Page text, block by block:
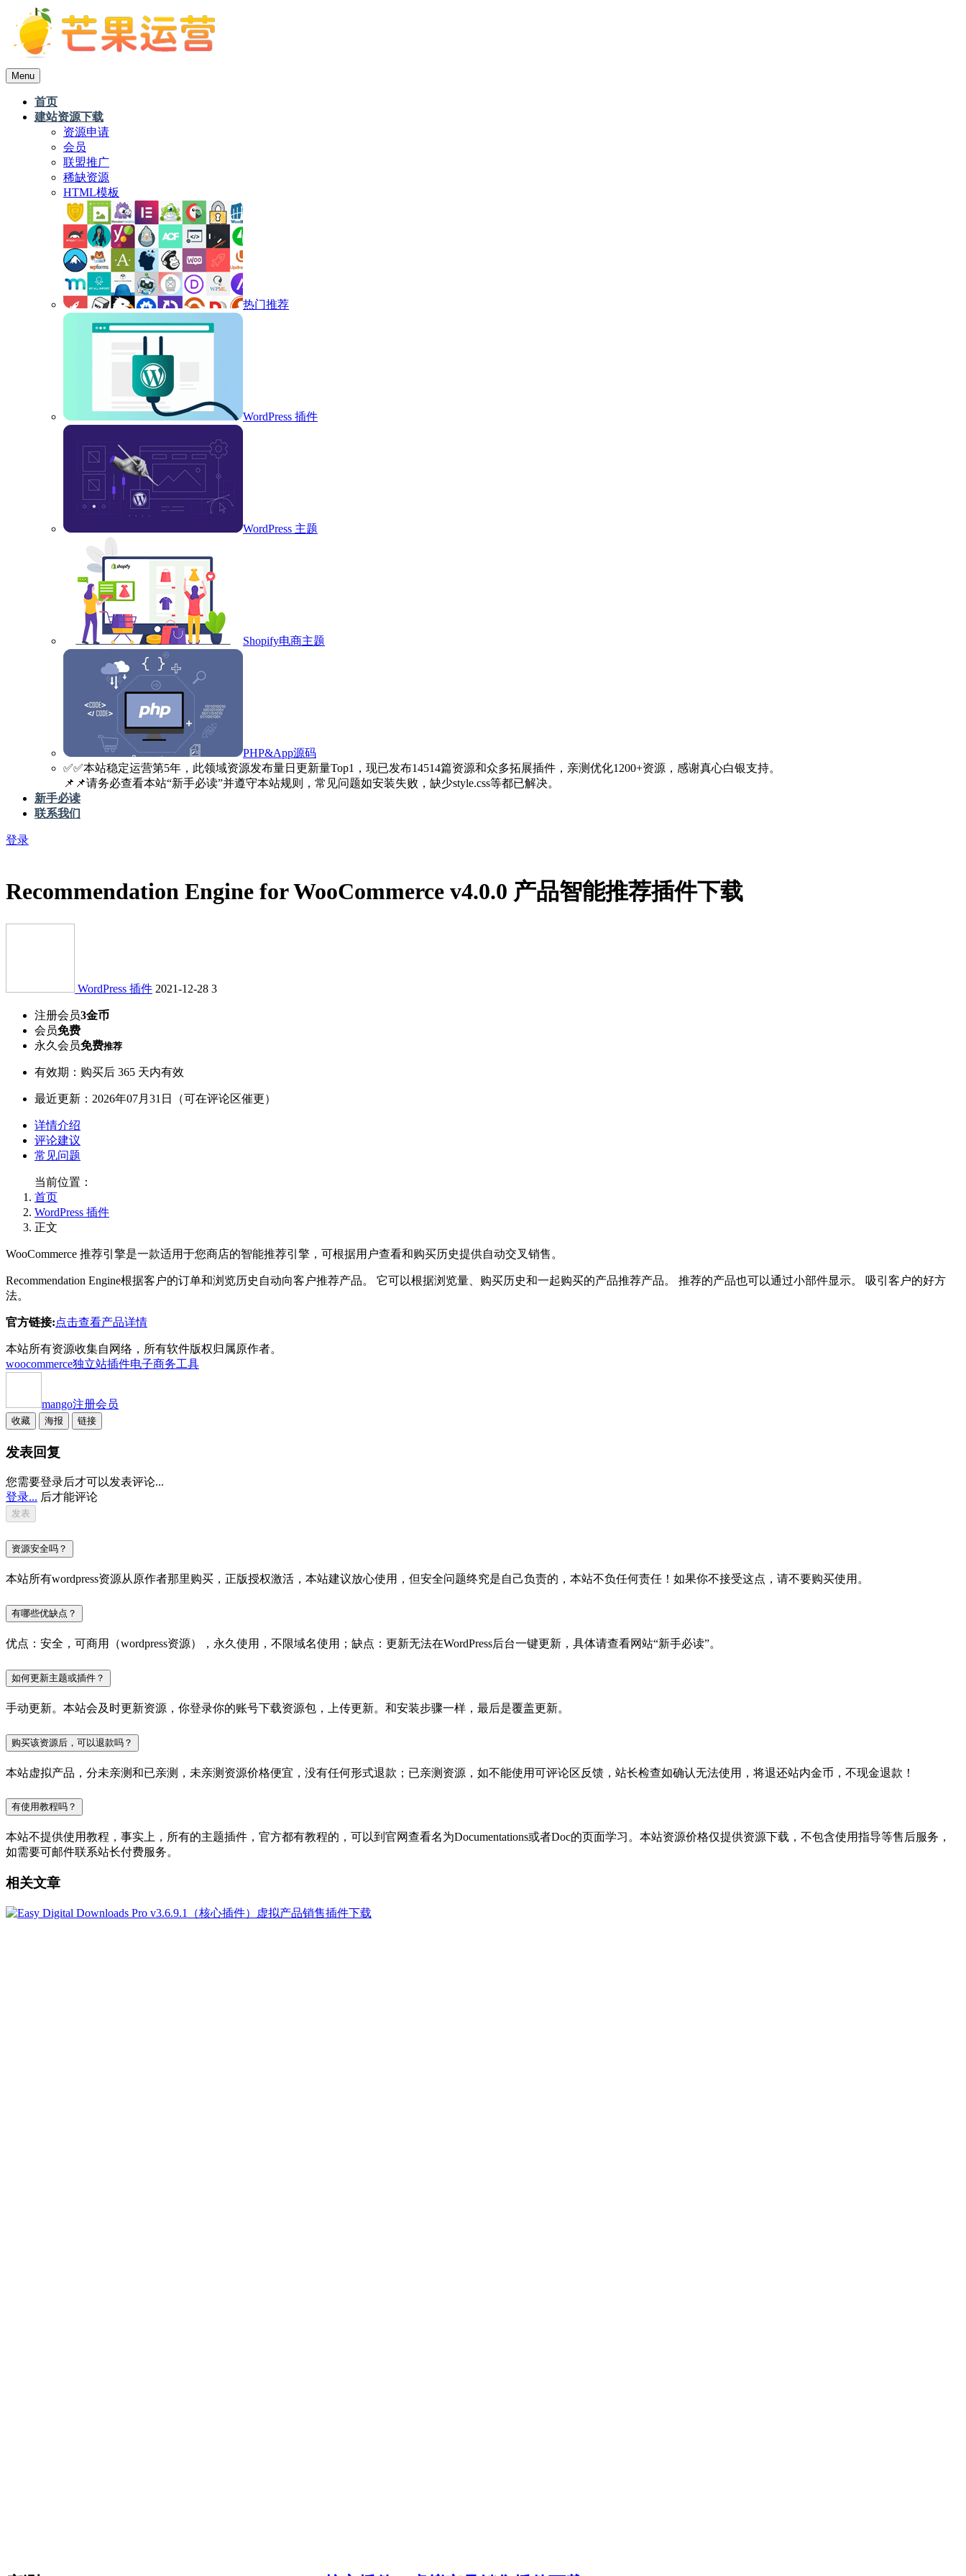
Menu
首页
建站资源下载
资源申请
会员
联盟推广
稀缺资源
HTML模板
热门推荐
WordPress 插件
WordPress 主题
Shopify电商主题
PHP&App源码
✅️✅️本站稳定运营第5年，此领域资源发布量日更新量Top1，现已发布14514篇资源和众多拓展插件，亲测优化1200+资源，感谢真心白银支持。
📌📌请务必查看本站“新手必读”并遵守本站规则，常见问题如安装失败，缺少style.css等都已解决。
新手必读
联系我们
登录
Recommendation Engine for WooCommerce v4.0.0 产品智能推荐插件下载
WordPress 插件 2021-12-28 3
注册会员3金币
会员免费
永久会员免费推荐
有效期：购买后 365 天内有效
最近更新：2026年07月31日（可在评论区催更）
详情介绍
评论建议
常见问题
当前位置：
首页
WordPress 插件
正文
WooCommerce 推荐引擎是一款适用于您商店的智能推荐引擎，可根据用户查看和购买历史提供自动交叉销售。
Recommendation Engine根据客户的订单和浏览历史自动向客户推荐产品。 它可以根据浏览量、购买历史和一起购买的产品推荐产品。 推荐的产品也可以通过小部件显示。 吸引客户的好方
法。
官方链接:点击查看产品详情
本站所有资源收集自网络，所有软件版权归属原作者。
woocommerce独立站插件电子商务工具
mango注册会员
收藏 海报 链接
发表回复
您需要登录后才可以发表评论...
登录... 后才能评论
资源安全吗？
本站所有wordpress资源从原作者那里购买，正版授权激活，本站建议放心使用，但安全问题终究是自己负责的，本站不负任何责任！如果你不接受这点，请不要购买使用。
有哪些优缺点？
优点：安全，可商用（wordpress资源），永久使用，不限域名使用；缺点：更新无法在WordPress后台一键更新，具体请查看网站“新手必读”。
如何更新主题或插件？
手动更新。本站会及时更新资源，你登录你的账号下载资源包，上传更新。和安装步骤一样，最后是覆盖更新。
购买该资源后，可以退款吗？
本站虚拟产品，分未亲测和已亲测，未亲测资源价格便宜，没有任何形式退款；已亲测资源，如不能使用可评论区反馈，站长检查如确认无法使用，将退还站内金币，不现金退款！
有使用教程吗？
本站不提供使用教程，事实上，所有的主题插件，官方都有教程的，可以到官网查看名为Documentations或者Doc的页面学习。本站资源价格仅提供资源下载，不包含使用指导等售后服务，
如需要可邮件联系站长付费服务。
相关文章